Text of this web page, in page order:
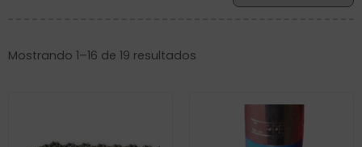
Mostrando 1–16 de 19 resultados